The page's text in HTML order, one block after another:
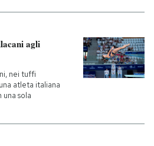
agli
nei tuffi
atleta italiana
sola